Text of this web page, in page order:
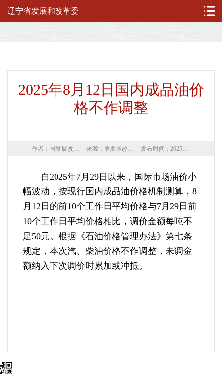
辽宁省发展和改革委
2025年8月12日国内成品油价
格不作调整
作者：省发展改革委 来源：省发展改革委 发布时间：2025年08月12日
自2025年7月29日以来，国际市场油价小
幅波动，按现行国内成品油价格机制测算，8
月12日的前10个工作日平均价格与7月29日前
10个工作日平均价格相比，调价金额每吨不
足50元。根据《石油价格管理办法》第七条
规定，本次汽、柴油价格不作调整，未调金
额纳入下次调价时累加或冲抵。